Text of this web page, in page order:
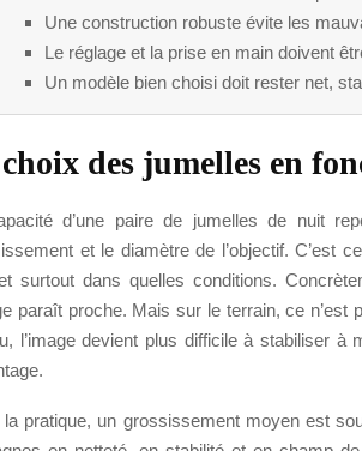
Une construction robuste évite les
Le réglage et la prise en main doivent
Un modèle bien choisi doit rester net,
des jumelles en
d’une paire de jumelles de nuit
et le diamètre de l’objectif. C’est
surtout dans quelles conditions.
paraît proche. Mais sur le terrain, ce n’est
l’image devient plus difficile à stabiliser
la pratique, un grossissement moyen est